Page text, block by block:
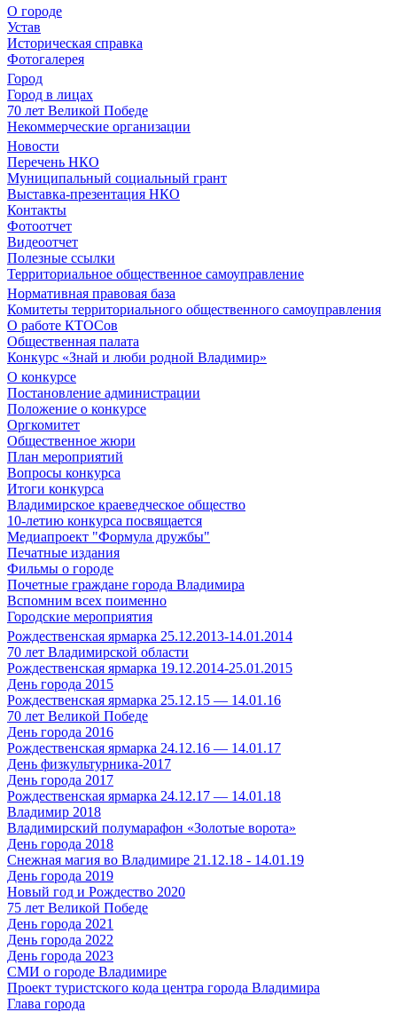
О городе
Устав
Историческая справка
Фотогалерея
Город
Город в лицах
70 лет Великой Победе
Некоммерческие организации
Новости
Перечень НКО
Муниципальный социальный грант
Выставка-презентация НКО
Контакты
Фотоотчет
Видеоотчет
Полезные ссылки
Территориальное общественное самоуправление
Нормативная правовая база
Комитеты территориального общественного самоуправления
О работе КТОСов
Общественная палата
Конкурс «Знай и люби родной Владимир»
О конкурсе
Постановление администрации
Положение о конкурсе
Оргкомитет
Общественное жюри
План мероприятий
Вопросы конкурса
Итоги конкурса
Владимирское краеведческое общество
10-летию конкурса посвящается
Медиапроект "Формула дружбы"
Печатные издания
Фильмы о городе
Почетные граждане города Владимира
Вспомним всех поименно
Городские мероприятия
Рождественская ярмарка 25.12.2013-14.01.2014
70 лет Владимирской области
Рождественская ярмарка 19.12.2014-25.01.2015
День города 2015
Рождественская ярмарка 25.12.15 — 14.01.16
70 лет Великой Победе
День города 2016
Рождественская ярмарка 24.12.16 — 14.01.17
День физкультурника-2017
День города 2017
Рождественская ярмарка 24.12.17 — 14.01.18
Владимир 2018
Владимирский полумарафон «Золотые ворота»
День города 2018
Снежная магия во Владимире 21.12.18 - 14.01.19
День города 2019
Новый год и Рождество 2020
75 лет Великой Победе
День города 2021
День города 2022
День города 2023
СМИ о городе Владимире
Проект туристского кода центра города Владимира
Глава города